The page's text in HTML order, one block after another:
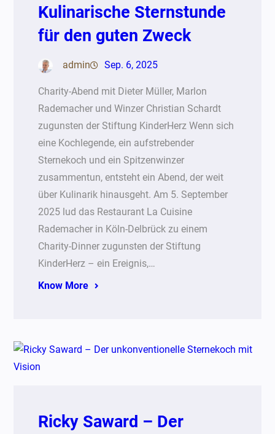
Kulinarische Sternstunde
für den guten Zweck
admin Sep. 6, 2025
Charity-Abend mit Dieter Müller, Marlon
Rademacher und Winzer Christian Schardt
zugunsten der Stiftung KinderHerz Wenn sich
eine Kochlegende, ein aufstrebender
Sternekoch und ein Spitzenwinzer
zusammentun, entsteht ein Abend, der weit
über Kulinarik hinausgeht. Am 5. September
2025 lud das Restaurant La Cuisine
Rademacher in Köln-Delbrück zu einem
Charity-Dinner zugunsten der Stiftung
KinderHerz – ein Ereignis,…
Know More
Ricky Saward – Der